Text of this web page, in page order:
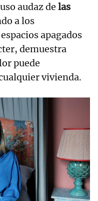
audaz de las
a los
apagados
demuestra
puede
vivienda.